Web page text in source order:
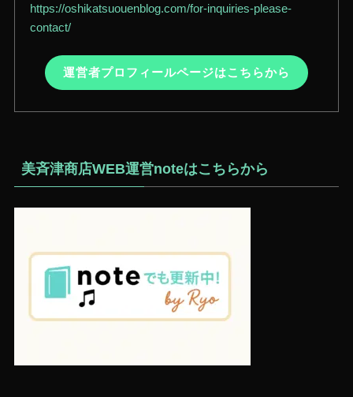
https://oshikatsuouenblog.com/for-inquiries-please-
contact/
運営者プロフィールページはこちらから
美斉津商店WEB運営noteはこちらから